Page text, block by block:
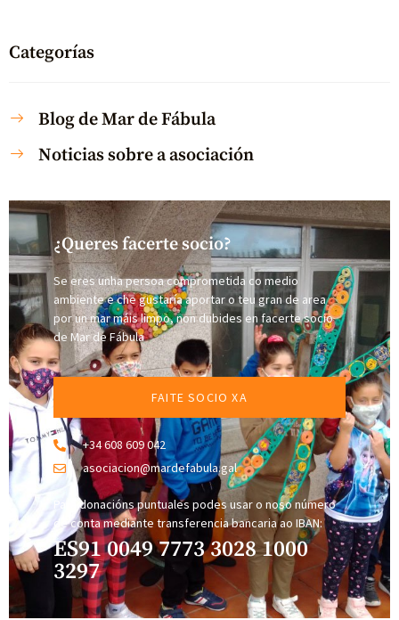
Categorías
Blog de Mar de Fábula
Noticias sobre a asociación
¿Queres facerte socio?
Se eres unha persoa comprometida co medio
ambiente e che gustaría aportar o teu gran de area
por un mar máis limpo, non dubides en facerte socio
de Mar de Fábula
FAITE SOCIO XA
+34 608 609 042
asociacion@mardefabula.gal
Para donacións puntuales podes usar o noso número
de conta mediante transferencia bancaria ao IBAN:
ES91 0049 7773 3028 1000
3297